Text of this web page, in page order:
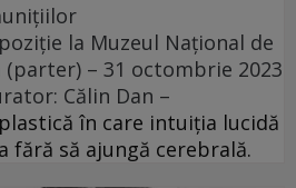
la Muzeul Național de
– 31 octombrie 2023
Călin Dan –
în care intuiția lucidă
fără să ajungă cerebrală.